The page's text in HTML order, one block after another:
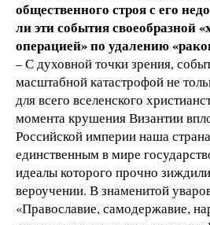
общественного строя с его
ли эти события своеобразной
операцией» по удалению
– С духовной точки зрения,
масштабной катастрофой не
для всего вселенского
момента крушения Византии
Российской империи наша
единственным в мире
идеалы которого прочно
вероучении. В знаменитой
«Православие, самодержавие,